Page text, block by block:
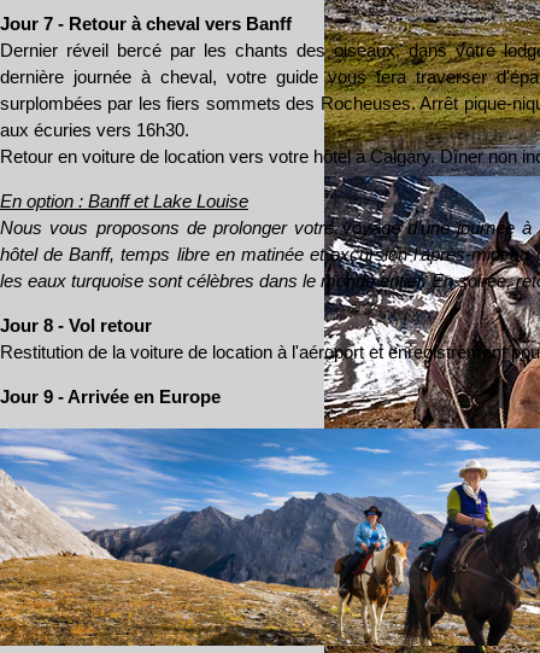
Jour 7 - Retour à cheval vers Banff
Dernier réveil bercé par les chants des oiseaux, dans votre
dernière journée à cheval, votre guide vous fera traverser
surplombées par les fiers sommets des Rocheuses. Arrêt pique-
aux écuries vers 16h30.
Retour en voiture de location vers votre hôtel à Calgary. Dîner non
En option : Banff et Lake Louise
Nous vous proposons de prolonger votre voyage d'une journée
hôtel de Banff, temps libre en matinée et excursion l'après-midi au
les eaux turquoise sont célèbres dans le monde entier. En soirée,
Jour 8 - Vol retour
Restitution de la voiture de location à l'aéroport et enregistrement
Jour 9 - Arrivée en Europe